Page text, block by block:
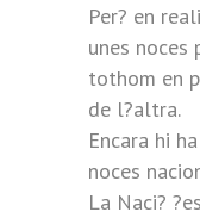
Per? en
unes noces
tothom en
de l?altra.
Encara hi
noces
La Naci?